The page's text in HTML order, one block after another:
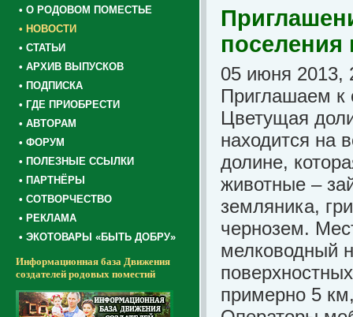
• О РОДОВОМ ПОМЕСТЬЕ
• НОВОСТИ
• СТАТЬИ
• АРХИВ ВЫПУСКОВ
• ПОДПИСКА
• ГДЕ ПРИОБРЕСТИ
• АВТОРАМ
• ФОРУМ
• ПОЛЕЗНЫЕ ССЫЛКИ
• ПАРТНЁРЫ
• СОТВОРЧЕСТВО
• РЕКЛАМА
• ЭКОТОВАРЫ «БЫТЬ ДОБРУ»
Информационная база Движения
создателей родовых поместий
поселения
05 июня 2013,
Приглашаем к
Цветущая
находится на
долине,
животные –
земляника,
чернозем.
мелководный
примерно 5